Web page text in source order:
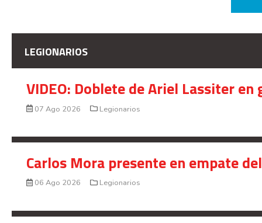
LEGIONARIOS
VIDEO: Doblete de Ariel Lassiter
07 Ago 2026 Legionarios
Carlos Mora presente en empate
06 Ago 2026 Legionarios